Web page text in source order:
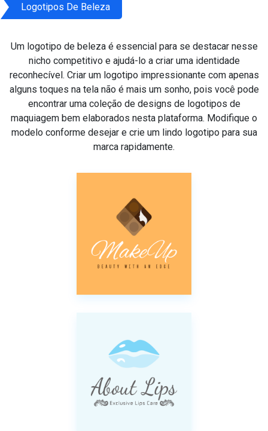
Logotipos De Beleza
Um logotipo de beleza é essencial para se destacar nesse
nicho competitivo e ajudá-lo a criar uma identidade
reconhecível. Criar um logotipo impressionante com apenas
alguns toques na tela não é mais um sonho, pois você pode
encontrar uma coleção de designs de logotipos de
maquiagem bem elaborados nesta plataforma. Modifique o
modelo conforme desejar e crie um lindo logotipo para sua
marca rapidamente.